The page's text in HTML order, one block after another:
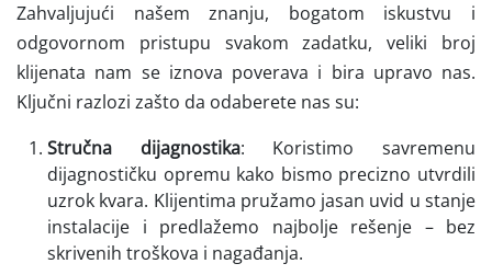
Zahvaljujući našem znanju, bogatom iskustvu i
odgovornom pristupu svakom zadatku, veliki broj
klijenata nam se iznova poverava i bira upravo nas.
Ključni razlozi zašto da odaberete nas su:
Stručna dijagnostika: Koristimo savremenu
dijagnostičku opremu kako bismo precizno utvrdili
uzrok kvara. Klijentima pružamo jasan uvid u stanje
instalacije i predlažemo najbolje rešenje – bez
skrivenih troškova i nagađanja.